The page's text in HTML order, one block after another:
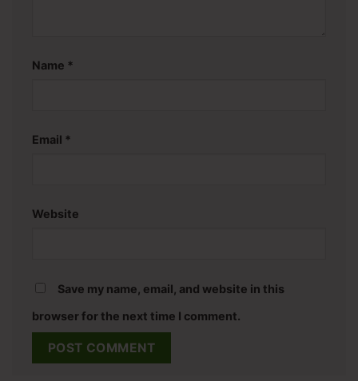
Name *
Email *
Website
Save my name, email, and website in this
browser for the next time I comment.